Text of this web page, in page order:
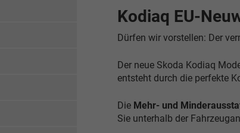
Kodiaq EU-
Dürfen wir vorstellen: Der
Der neue Skoda Kodiaq
entsteht durch die perfekte
DieMehr- und
Sie unterhalb der